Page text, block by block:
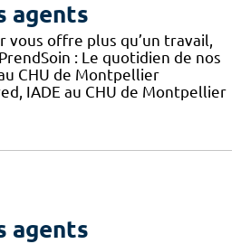
agents
vous offre plus qu’un travail,
: Le quotidien de nos
CHU de Montpellier
IADE au CHU de Montpellier
agents